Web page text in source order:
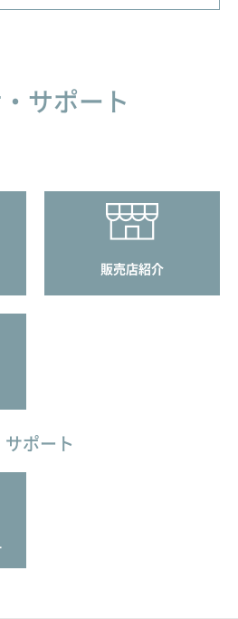
サポート
販売店紹介
ポート